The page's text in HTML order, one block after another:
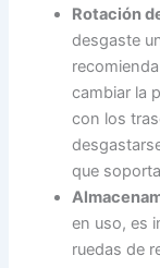
Rotación
desgaste
cambiar la
con los
que
en uso, es
ruedas de